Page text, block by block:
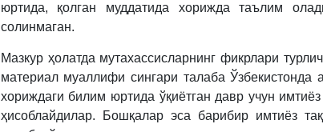
юртида, қолган муддатида хорижда таълим
солинмаган.
Мазкур ҳолатда мутахассисларнинг фикрлари
материал муаллифи сингари талаба Ўзбекистонда
хориждаги билим юртида ўқиётган давр учун
ҳисоблайдилар. Бошқалар эса барибир имтиёз